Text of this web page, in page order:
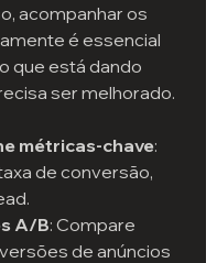
acompanhar os
é essencial
que está dando
ser melhorado.
métricas-chave:
de conversão,
A/B: Compare
de anúncios